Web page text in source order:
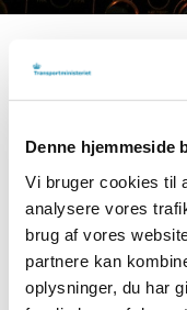
Denne hjemmeside
Vi bruger cookies til
analysere vores
brug af vores
partnere kan
oplysninger, du har
Print
Det kan koste op i
blev knap 900 piloter
til en større udgift,
8. april 2019 var
fra piloter og
klinikken Doctors.dk.